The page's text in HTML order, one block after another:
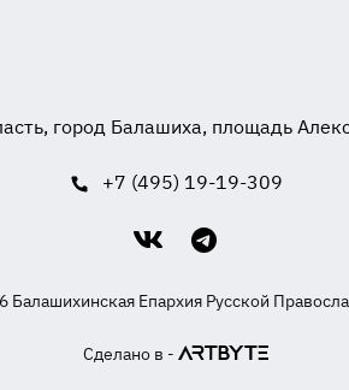
город Балашиха, площадь
+7 (495) 19-19-309
Епархия Русской
Сделано в -